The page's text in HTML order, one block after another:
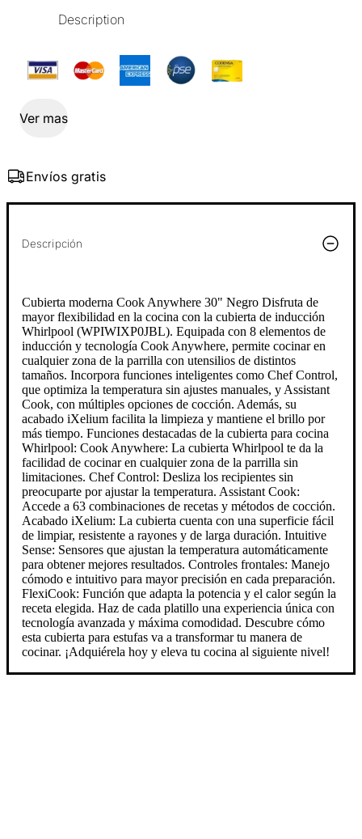
Description
Ver mas
Envíos gratis
Descripción
Cubierta moderna Cook Anywhere 30" Negro Disfruta de
mayor flexibilidad en la cocina con la cubierta de inducción
Whirlpool (WPIWIXP0JBL). Equipada con 8 elementos de
inducción y tecnología Cook Anywhere, permite cocinar en
cualquier zona de la parrilla con utensilios de distintos
tamaños. Incorpora funciones inteligentes como Chef Control,
que optimiza la temperatura sin ajustes manuales, y Assistant
Cook, con múltiples opciones de cocción. Además, su
acabado iXelium facilita la limpieza y mantiene el brillo por
más tiempo. Funciones destacadas de la cubierta para cocina
Whirlpool: Cook Anywhere: La cubierta Whirlpool te da la
facilidad de cocinar en cualquier zona de la parrilla sin
limitaciones. Chef Control: Desliza los recipientes sin
preocuparte por ajustar la temperatura. Assistant Cook:
Accede a 63 combinaciones de recetas y métodos de cocción.
Acabado iXelium: La cubierta cuenta con una superficie fácil
de limpiar, resistente a rayones y de larga duración. Intuitive
Sense: Sensores que ajustan la temperatura automáticamente
para obtener mejores resultados. Controles frontales: Manejo
cómodo e intuitivo para mayor precisión en cada preparación.
FlexiCook: Función que adapta la potencia y el calor según la
receta elegida. Haz de cada platillo una experiencia única con
tecnología avanzada y máxima comodidad. Descubre cómo
esta cubierta para estufas va a transformar tu manera de
cocinar. ¡Adquiérela hoy y eleva tu cocina al siguiente nivel!